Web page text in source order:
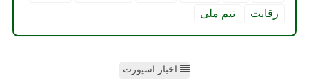
رقابت
تیم ملی
اخبار اسپورت